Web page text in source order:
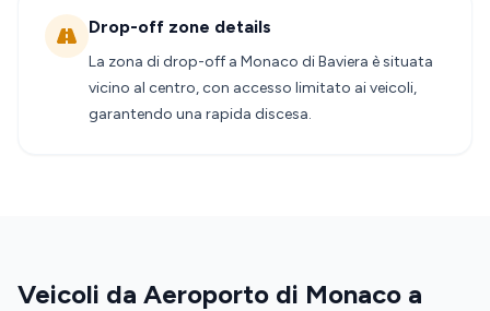
Drop-off zone details
La zona di drop-off a Monaco di Baviera è situata
vicino al centro, con accesso limitato ai veicoli,
garantendo una rapida discesa.
Veicoli da Aeroporto di Monaco a